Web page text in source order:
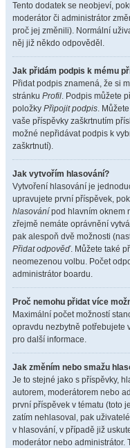
Tento dodatek se neobjeví,
moderátor či administrátor
proč jej změnili). Normální
něj již někdo odpověděl.
Jak přidám podpis k mému
Přidat podpis znamená, že si
stránku Profil. Podpis můžete
položky Připojit podpis.
vaše příspěvky zaškrtnutím
možné nepřidávat podpis k
zaškrtnutí).
Jak vytvořím hlasování?
Vytvoření hlasování je
upravujete první příspěvek,
hlasování pod hlavním oknem
zřejmě nemáte oprávnění
pak alespoň dvě možnosti
Přidat odpověď. Můžete také
neomezenou volbu. Počet
administrátor boardu.
Proč nemohu přidat více
Maximální počet možností
opravdu nezbytně potřebujete
pro další informace.
Jak změním nebo smažu
Je to stejné jako s příspěvky,
autorem, moderátorem nebo
první příspěvek v tématu (toto
zatím nehlasoval, pak
v hlasování, v případě již
moderátor nebo administrátor.